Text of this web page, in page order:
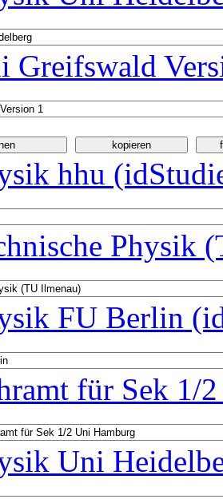
Greifswald
hhu
Physik
FU Berlin
für Sek 1/
Uni